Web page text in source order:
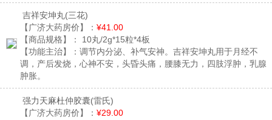
吉祥安坤丸(三花)
【广济大药房价】： ¥41.00
【商品规格】：
10丸/2g*15粒*4板
【功能主治】： 调节内分泌、补气安神。吉祥安坤丸用于月经不
调，产后发烧，心神不安，头昏头痛，腰膝无力，四肢浮肿，乳腺
肿胀。
强力天麻杜仲胶囊(雷氏)
【广济大药房价】： ¥29.00